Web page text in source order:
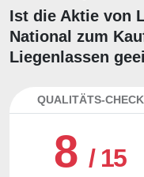
Ist die Aktie von
National zum
Liegenlassen
QUALITÄTS-CHECK
8/ 15